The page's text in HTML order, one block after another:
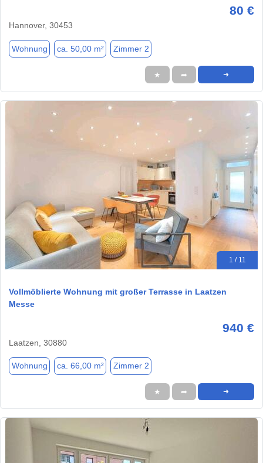
80 €
Hannover, 30453
Wohnung ca. 50,00 m² Zimmer 2
★ ➦ ➜
1 / 11
Vollmöblierte Wohnung mit großer Terrasse in Laatzen
Messe
940 €
Laatzen, 30880
Wohnung ca. 66,00 m² Zimmer 2
★ ➦ ➜